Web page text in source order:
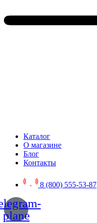
Каталог
О магазине
Блог
Контакты
8 (800) 555-53-87
plane